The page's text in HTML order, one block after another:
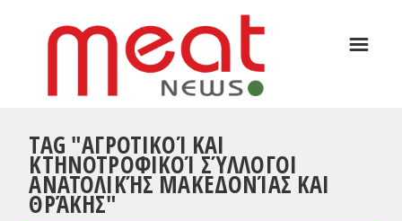
ΕΙΔΗΣΕΙΣ
ΣΥΝΕΝΤΕΥΞΕΙΣ
ΘΕΜΑΤΑ
☰
TAG "ΑΓΡΟΤΙΚΟΊ ΚΑΙ
ΚΤΗΝΟΤΡΟΦΙΚΟΊ ΣΎΛΛΟΓΟΙ
ΑΝΑΤΟΛΙΚΉΣ ΜΑΚΕΔΟΝΊΑΣ ΚΑΙ
ΘΡΆΚΗΣ"